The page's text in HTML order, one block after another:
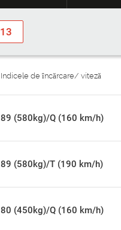
13
Indicele de încărcare/ viteză
89 (580kg)/Q (160 km/h)
89 (580kg)/T (190 km/h)
80 (450kg)/Q (160 km/h)